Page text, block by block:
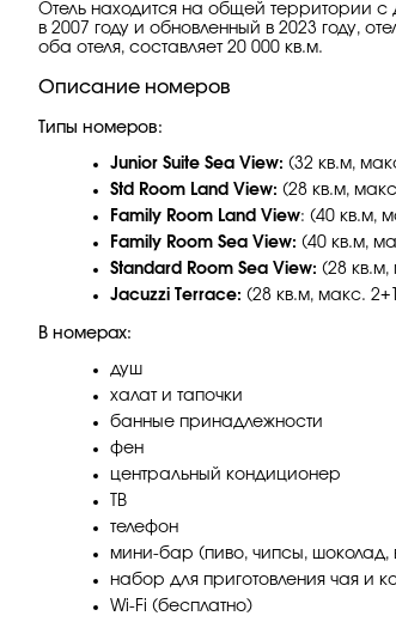
Отель находится на общей территории с
в 2007 году и обновленный в 2023 году,
оба отеля, составляет 20 000 кв.м.
Описание номеров
Типы номеров:
Junior Suite Sea View: (32 кв.м,
Std Room Land View: (28 кв.м,
Family Room Land View: (40 кв.м,
Family Room Sea View: (40 кв.м,
Standard Room Sea View: (28 кв.м,
Jacuzzi Terrace: (28 кв.м, макс.
В номерах:
душ
халат и тапочки
банные принадлежности
фен
центральный кондиционер
ТВ
телефон
мини-бар (пиво, чипсы, шоколад,
набор для приготовления чая и
Wi-Fi (бесплатно)